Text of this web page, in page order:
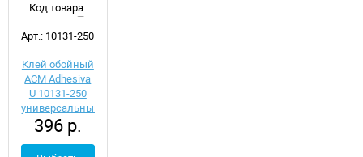
Код товара:
Арт.: 10131-250
Клей обойный
ACM Adhesiva
U 10131-250
универсальный
396 р.